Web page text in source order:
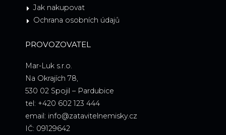
Jak nakupovat
Ochrana osobních údajů
PROVOZOVATEL
Mar-Luk s.r.o.
Na Okrajích 78,
530 02 Spojil – Pardubice
tel: +420 602 123 444
email: info@zatavitelnemisky.cz
IČ: 09129642